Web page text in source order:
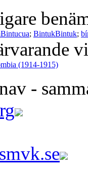
Bintucua; BintukBintuk;
(1914-1915)
-